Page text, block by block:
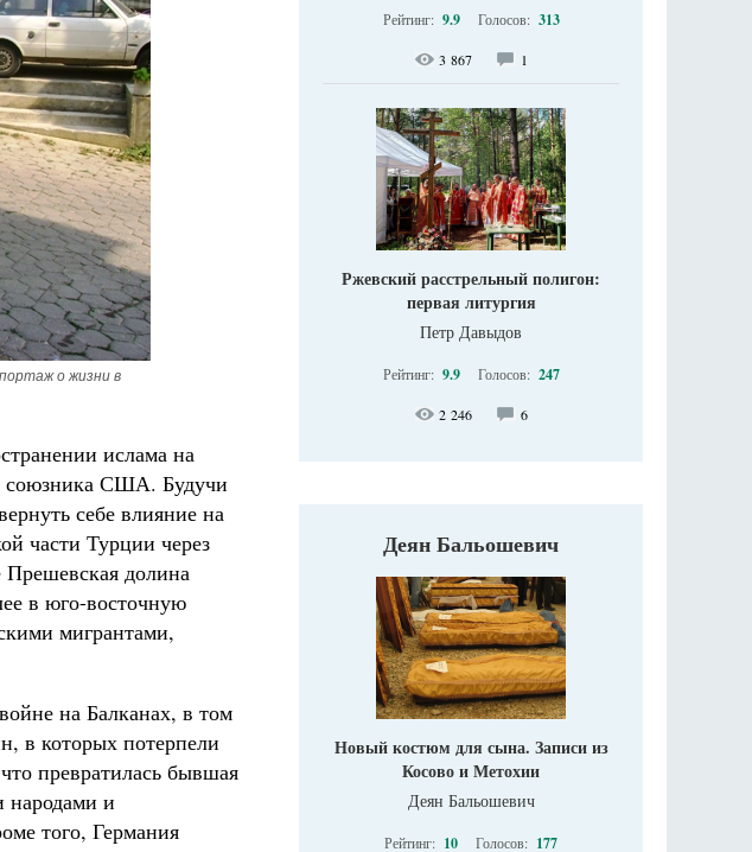
о жизни в
ислама на
союзника США. Будучи
себе влияние на
части Турции через
долина
в юго-восточную
мигрантами,
на Балканах, в том
в которых потерпели
превратилась бывшая
народами и
того, Германия
Рейтинг: 9.9 Голосов: 313
3 867 1
Ржевский расстрельный полигон:
первая литургия
Петр Давыдов
Рейтинг: 9.9 Голосов: 247
2 246 6
Деян Бальошевич
Новый костюм для сына. Записи из
Косово и Метохии
Деян Бальошевич
Рейтинг: 10 Голосов: 177